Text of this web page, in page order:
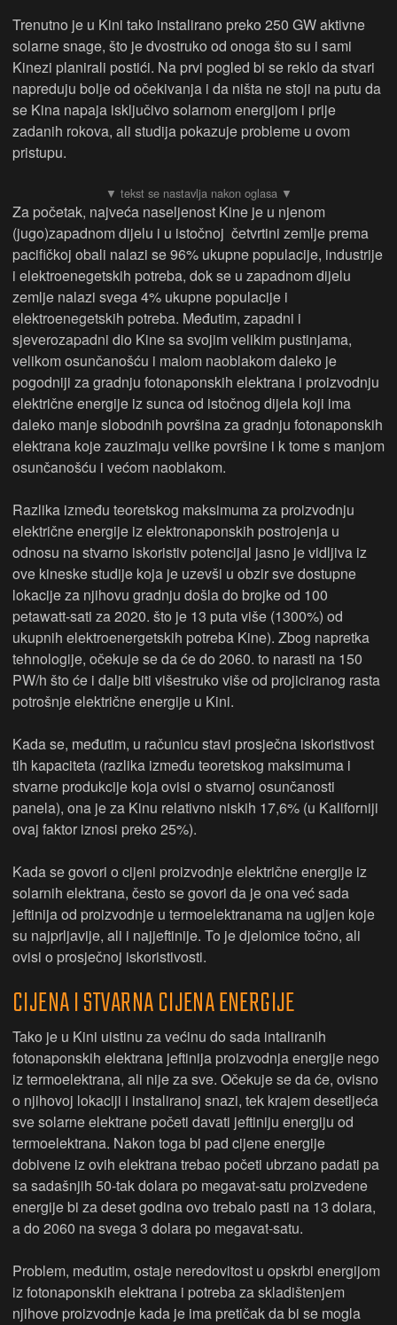
Trenutno je u Kini tako instalirano preko 250 GW aktivne
solarne snage, što je dvostruko od onoga što su i sami
Kinezi planirali postići. Na prvi pogled bi se reklo da stvari
napreduju bolje od očekivanja i da ništa ne stoji na putu da
se Kina napaja isključivo solarnom energijom i prije
zadanih rokova, ali studija pokazuje probleme u ovom
pristupu.
Za početak, najveća naseljenost Kine je u njenom
(jugo)zapadnom dijelu i u istočnoj četvrtini zemlje prema
pacifičkoj obali nalazi se 96% ukupne populacije, industrije
i elektroenegetskih potreba, dok se u zapadnom dijelu
zemlje nalazi svega 4% ukupne populacije i
elektroenegetskih potreba. Međutim, zapadni i
sjeverozapadni dio Kine sa svojim velikim pustinjama,
velikom osunčanošću i malom naoblakom daleko je
pogodniji za gradnju fotonaponskih elektrana i proizvodnju
električne energije iz sunca od istočnog dijela koji ima
daleko manje slobodnih površina za gradnju fotonaponskih
elektrana koje zauzimaju velike površine i k tome s manjom
osunčanošću i većom naoblakom.
Razlika između teoretskog maksimuma za proizvodnju
električne energije iz elektronaponskih postrojenja u
odnosu na stvarno iskoristiv potencijal jasno je vidljiva iz
ove kineske studije koja je uzevši u obzir sve dostupne
lokacije za njihovu gradnju došla do brojke od 100
petawatt-sati za 2020. što je 13 puta više (1300%) od
ukupnih elektroenergetskih potreba Kine). Zbog napretka
tehnologije, očekuje se da će do 2060. to narasti na 150
PW/h što će i dalje biti višestruko više od projiciranog rasta
potrošnje električne energije u Kini.
Kada se, međutim, u računicu stavi prosječna iskoristivost
tih kapaciteta (razlika između teoretskog maksimuma i
stvarne produkcije koja ovisi o stvarnoj osunčanosti
panela), ona je za Kinu relativno niskih 17,6% (u Kaliforniji
ovaj faktor iznosi preko 25%).
Kada se govori o cijeni proizvodnje električne energije iz
solarnih elektrana, često se govori da je ona već sada
jeftinija od proizvodnje u termoelektranama na ugljen koje
su najprljavije, ali i najjeftinije. To je djelomice točno, ali
ovisi o prosječnoj iskoristivosti.
CIJENA I STVARNA CIJENA ENERGIJE
Tako je u Kini uistinu za većinu do sada intaliranih
fotonaponskih elektrana jeftinija proizvodnja energije nego
iz termoelektrana, ali nije za sve. Očekuje se da će, ovisno
o njihovoj lokaciji i instaliranoj snazi, tek krajem desetljeća
sve solarne elektrane početi davati jeftiniju energiju od
termoelektrana. Nakon toga bi pad cijene energije
dobivene iz ovih elektrana trebao početi ubrzano padati pa
sa sadašnjih 50-tak dolara po megavat-satu proizvedene
energije bi za deset godina ovo trebalo pasti na 13 dolara,
a do 2060 na svega 3 dolara po megavat-satu.
Problem, međutim, ostaje neredovitost u opskrbi energijom
iz fotonaponskih elektrana i potreba za skladištenjem
njihove proizvodnje kada je ima pretičak da bi se mogla